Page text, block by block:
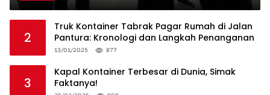
2
Truk Kontainer Tabrak Pagar Rumah di Jalan
Pantura: Kronologi dan Langkah Penanganan
13/01/2025 877
3
Kapal Kontainer Terbesar di Dunia, Simak
Faktanya!